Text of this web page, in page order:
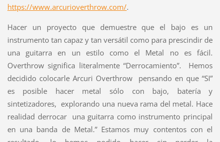
https://www.arcurioverthrow.com/.
Hacer un proyecto que demuestre que el bajo es un
instrumento tan capaz y tan versátil como para prescindir de
una guitarra en un estilo como el Metal no es fácil.
Overthrow significa literalmente “Derrocamiento”. Hemos
decidido colocarle Arcuri Overthrow pensando en que “SI”
es posible hacer metal sólo con bajo, batería y
sintetizadores, explorando una nueva rama del metal. Hace
realidad derrocar una guitarra como instrumento principal
en una banda de Metal.” Estamos muy contentos con el